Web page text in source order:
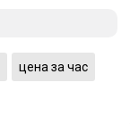
цена за час